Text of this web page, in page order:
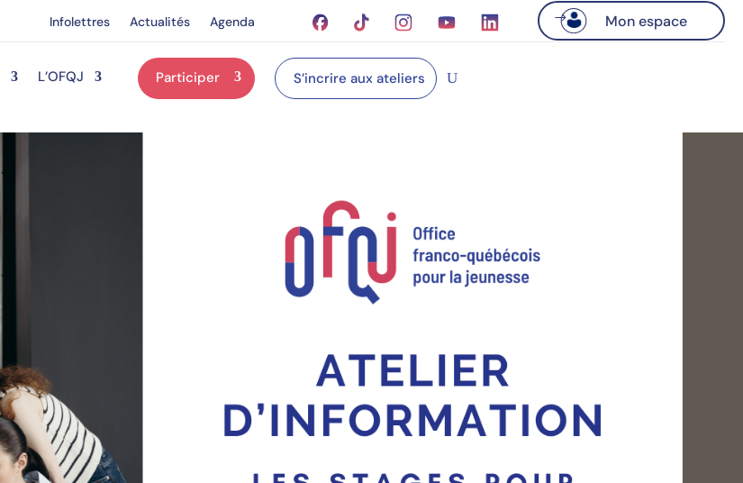
Infolettres Actualités Agenda Mon espace
L’OFQJ Participer S’incrire aux ateliers